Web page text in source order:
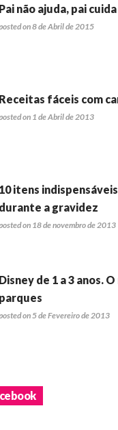
Pai não ajuda, pai cuida
on 8 de Abril de 2015
Receitas fáceis com
on 1 de Abril de 2013
10 itens
durante a gravidez
on 18 de novembro de 2013
Disney de 1 a 3 anos.
parques
on 5 de Fevereiro de 2013